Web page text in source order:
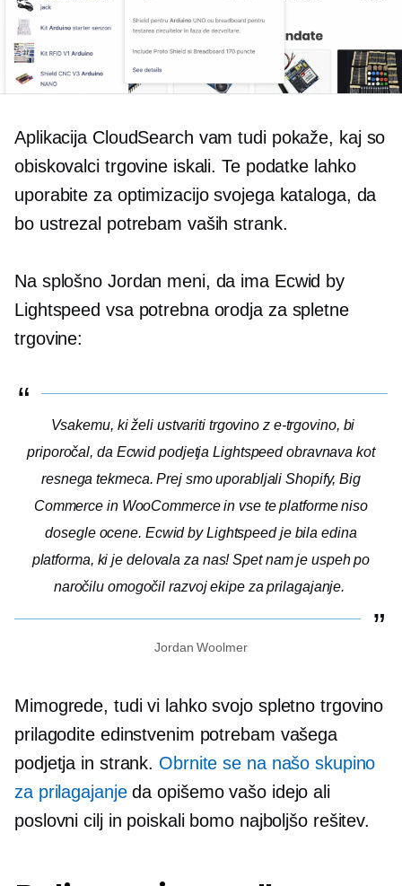
Aplikacija CloudSearch vam tudi pokaže, kaj so
obiskovalci trgovine iskali. Te podatke lahko
uporabite za optimizacijo svojega kataloga, da
bo ustrezal potrebam vaših strank.
Na splošno Jordan meni, da ima Ecwid by
Lightspeed vsa potrebna orodja za spletne
trgovine:
Vsakemu, ki želi ustvariti trgovino z e-trgovino, bi
priporočal, da Ecwid podjetja Lightspeed obravnava kot
resnega tekmeca. Prej smo uporabljali Shopify, Big
Commerce in WooCommerce in vse te platforme niso
dosegle ocene. Ecwid by Lightspeed je bila edina
platforma, ki je delovala za nas! Spet nam je uspeh po
naročilu omogočil razvoj ekipe za prilagajanje.
Jordan Woolmer
Mimogrede, tudi vi lahko svojo spletno trgovino
prilagodite edinstvenim potrebam vašega
podjetja in strank. Obrnite se na našo skupino
za prilagajanjeda opišemo vašo idejo ali
poslovni cilj in poiskali bomo najboljšo rešitev.